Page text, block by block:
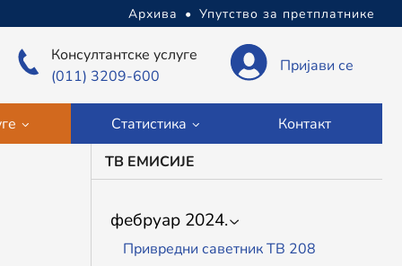
Архива • Упутство за претплатнике
Консултантске услуге
(011) 3209-600
Пријави се
Статистика Контакт
ТВ ЕМИСИЈЕ
фебруар 2024.
Привредни саветник ТВ 208